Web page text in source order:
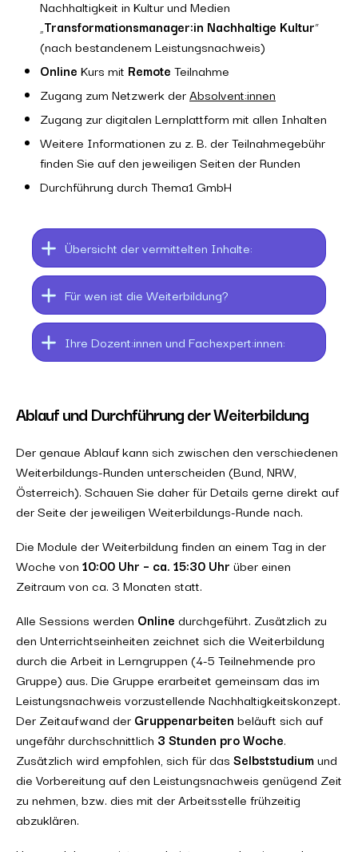
Nachhaltigkeit in Kultur und Medien
„Transformationsmanager:in Nachhaltige Kultur“
(nach bestandenem Leistungsnachweis)
Online Kurs mit Remote Teilnahme
Zugang zum Netzwerk derAbsolvent:innen
Zugang zur digitalen Lernplattform mit allen Inhalten
Weitere Informationen zu z. B. der Teilnahmegebühr
finden Sie auf den jeweiligen Seiten der Runden
Durchführung durch Thema1 GmbH
Übersicht der vermittelten Inhalte:
Für wen ist die Weiterbildung?
Ihre Dozent:innen und Fachexpert:innen:
Ablauf und Durchführung der Weiterbildung
Der genaue Ablauf kann sich zwischen den verschiedenen
Weiterbildungs-Runden unterscheiden (Bund, NRW,
Österreich). Schauen Sie daher für Details gerne direkt auf
der Seite der jeweiligen Weiterbildungs-Runde nach.
Die Module der Weiterbildung finden an einem Tag in der
Woche von 10:00 Uhr – ca. 15:30 Uhr über einen
Zeitraum von ca. 3 Monaten statt.
Alle Sessions werden Online durchgeführt. Zusätzlich zu
den Unterrichtseinheiten zeichnet sich die Weiterbildung
durch die Arbeit in Lerngruppen (4-5 Teilnehmende pro
Gruppe) aus. Die Gruppe erarbeitet gemeinsam das im
Leistungsnachweis vorzustellende Nachhaltigkeitskonzept.
Der Zeitaufwand der Gruppenarbeiten beläuft sich auf
ungefähr durchschnittlich 3 Stunden pro Woche.
Zusätzlich wird empfohlen, sich für das Selbststudiumund
die Vorbereitung auf den Leistungsnachweis genügend Zeit
zu nehmen, bzw. dies mit der Arbeitsstelle frühzeitig
abzuklären.